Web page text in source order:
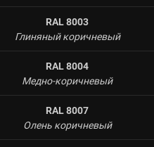
RAL 8003
Глиняный коричневый
RAL 8004
Медно-коричневый
RAL 8007
Олень коричневый